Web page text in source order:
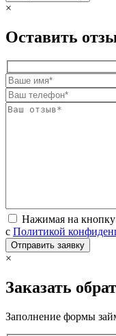
×
Оставить
Нажимая на кнопку
с Политикой
×
Заказать
Заполнение формы